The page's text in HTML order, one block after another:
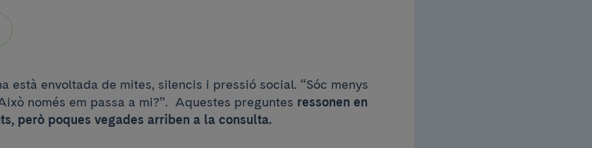
està envoltada de mites, silencis i pressió social. “Sóc menys
només em passa a mi?”. Aquestes preguntes ressonen en
però poques vegades arriben a la consulta.